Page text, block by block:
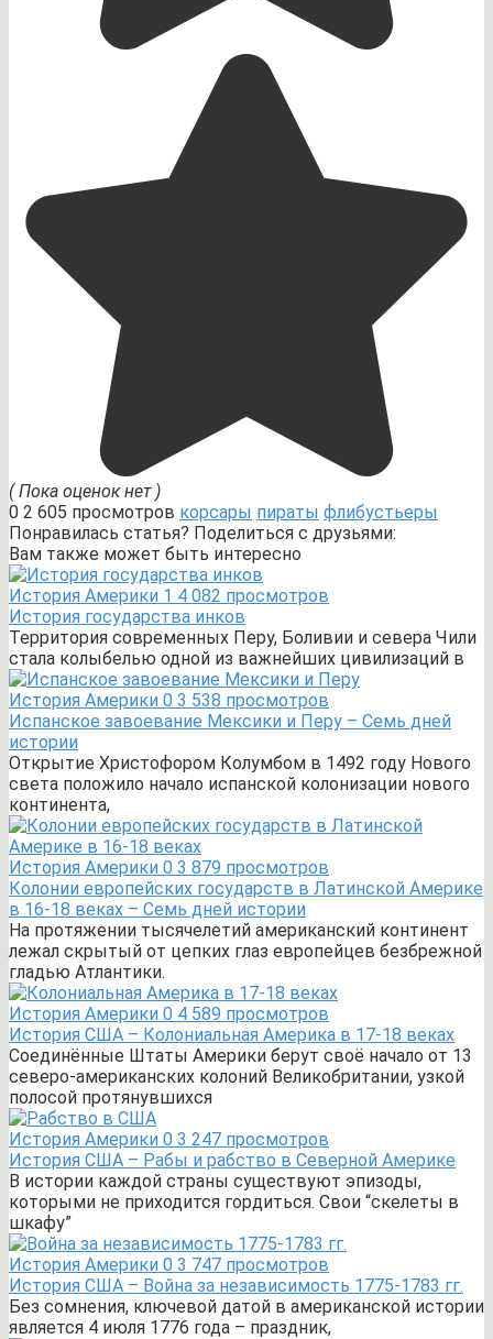
( Пока оценок нет )
0 2 605 просмотров корсары пираты флибустьеры
Понравилась статья? Поделиться с друзьями:
Вам также может быть интересно
История Америки 1 4 082 просмотров
История государства инков
Территория современных Перу, Боливии и севера Чили
стала колыбелью одной из важнейших цивилизаций в
История Америки 0 3 538 просмотров
Испанское завоевание Мексики и Перу – Семь дней
истории
Открытие Христофором Колумбом в 1492 году Нового
света положило начало испанской колонизации нового
континента,
История Америки 0 3 879 просмотров
Колонии европейских государств в Латинской Америке
в 16-18 веках – Семь дней истории
На протяжении тысячелетий американский континент
лежал скрытый от цепких глаз европейцев безбрежной
гладью Атлантики.
История Америки 0 4 589 просмотров
История США – Колониальная Америка в 17-18 веках
Соединённые Штаты Америки берут своё начало от 13
северо-американских колоний Великобритании, узкой
полосой протянувшихся
История Америки 0 3 247 просмотров
История США – Рабы и рабство в Северной Америке
В истории каждой страны существуют эпизоды,
которыми не приходится гордиться. Свои “скелеты в
шкафу”
История Америки 0 3 747 просмотров
История США – Война за независимость 1775-1783 гг.
Без сомнения, ключевой датой в американской истории
является 4 июля 1776 года – праздник,